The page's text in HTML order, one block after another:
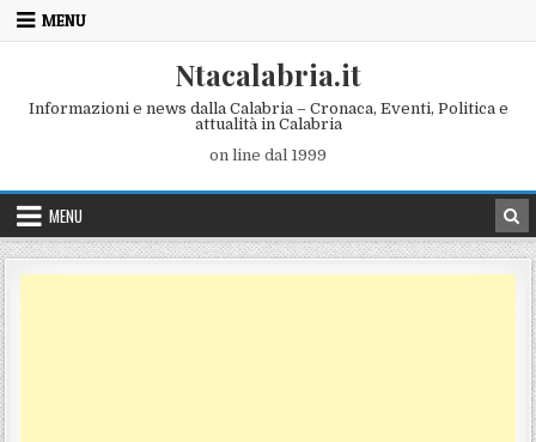
Skip to content
MENU
Ntacalabria.it
Informazioni e news dalla Calabria – Cronaca, Eventi, Politica e
attualità in Calabria
on line dal 1999
MENU